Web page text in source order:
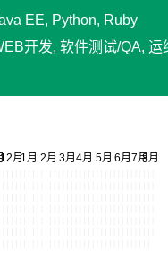
EE, Python, Ruby
开发, 软件测试/QA, 运